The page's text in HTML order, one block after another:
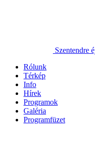
Szentendre
Rólunk
Térkép
Info
Hírek
Programok
Galéria
Programfüzet